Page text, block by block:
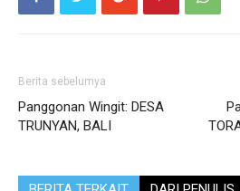
Berita sebelumya
Panggonan Wingit: DESA
TRUNYAN, BALI